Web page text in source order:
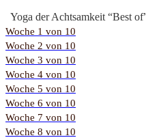
Yoga der Achtsamkeit “Best
Woche 1 von 10
Woche 2 von 10
Woche 3 von 10
Woche 4 von 10
Woche 5 von 10
Woche 6 von 10
Woche 7 von 10
Woche 8 von 10